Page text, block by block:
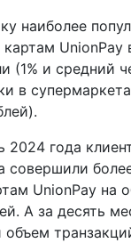
наиболее
UnionPay
(1% и средний
в
2024 года
совершили
UnionPay на
А за десять